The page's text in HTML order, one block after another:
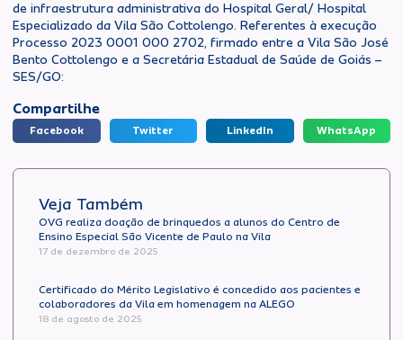
de infraestrutura administrativa do Hospital Geral/ Hospital
Especializado da Vila São Cottolengo. Referentes à execução
Processo 2023 0001 000 2702, firmado entre a Vila São José
Bento Cottolengo e a Secretária Estadual de Saúde de Goiás –
SES/GO:
Compartilhe
Facebook Twitter LinkedIn WhatsApp
Veja Também
OVG realiza doação de brinquedos a alunos do Centro de
Ensino Especial São Vicente de Paulo na Vila
17 de dezembro de 2025
Certificado do Mérito Legislativo é concedido aos pacientes e
colaboradores da Vila em homenagem na ALEGO
18 de agosto de 2025